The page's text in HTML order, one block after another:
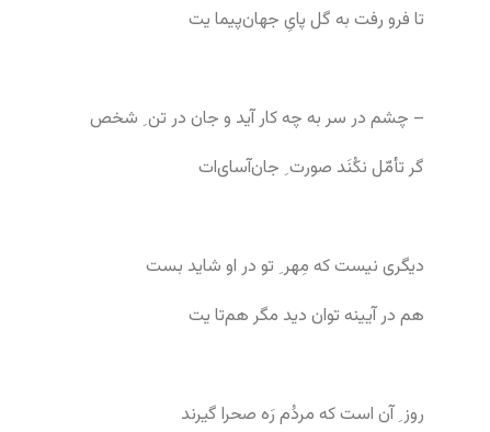
تا فرو رفت به گل پایِ جهان‌پیما یت
– چشم در سر به چه کار آید و جان در تن ِ شخص
گر تأمّل نکُنَد صورت ِ جان‌آسای‌ات
دیگری نیست که مِهر ِ تو در او شاید بست
هم در آیینه توان دید مگر هم‌تا یت
روز ِ آن است که مردُم رَه صحرا گیرند